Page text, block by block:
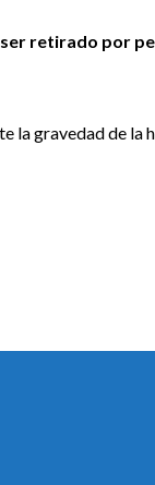
ser retirado por
la gravedad de la